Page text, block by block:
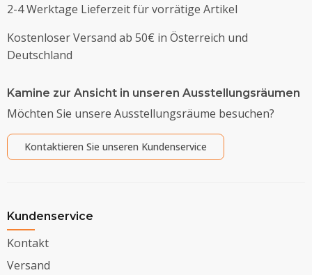
2-4 Werktage Lieferzeit für vorrätige Artikel
Kostenloser Versand ab 50€ in Österreich und
Deutschland
Kamine zur Ansicht in unseren Ausstellungsräumen
Möchten Sie unsere Ausstellungsräume besuchen?
Kontaktieren Sie unseren Kundenservice
Kundenservice
Kontakt
Versand